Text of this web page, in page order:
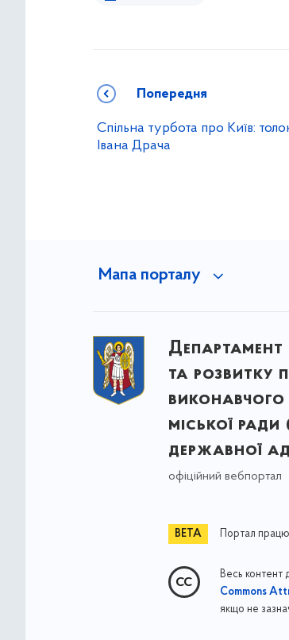
Попередня
Спільна турбота про Київ:
Івана Драча
Мапа порталу
та розвитку
виконавчого
міської ради
державної
офіційний вебпортал
Портал
Весь контент
Commons
якщо не